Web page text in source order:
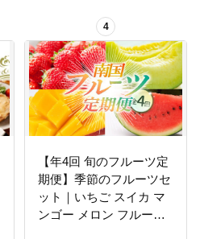
ィッシュ スコッティ
(SCOTTIE) スコッティ
ティシュー 定期便 新生
活]
4
【年4回 旬のフルーツ定
期便】季節のフルーツセ
ット｜いちご スイカ マ
ンゴー メロン フルーツ